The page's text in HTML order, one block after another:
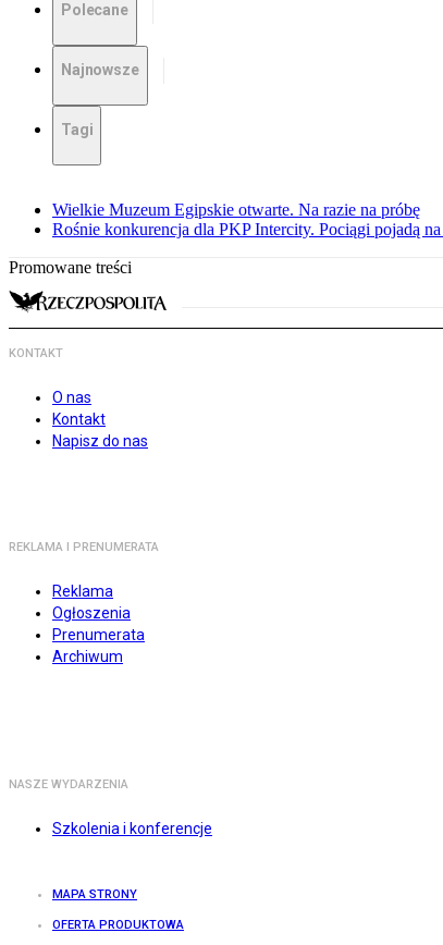
Polecane
Najnowsze
Tagi
Wielkie Muzeum Egipskie otwarte. Na razie na próbę
Rośnie konkurencja dla PKP Intercity. Pociągi pojadą
Promowane treści
KONTAKT
O nas
Kontakt
Napisz do nas
REKLAMA I PRENUMERATA
Reklama
Ogłoszenia
Prenumerata
Archiwum
NASZE WYDARZENIA
Szkolenia i konferencje
MAPA STRONY
OFERTA PRODUKTOWA